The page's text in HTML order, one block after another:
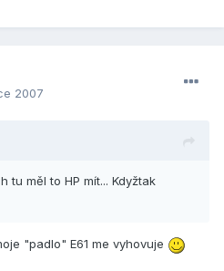
2007
tu měl to HP mít... Kdyžtak
"padlo" E61 me vyhovuje